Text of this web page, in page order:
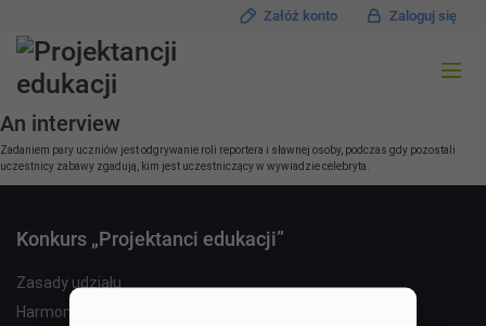
Załóż konto Zaloguj się
An interview
Zadaniem pary uczniów jest odgrywanie roli reportera i sławnej osoby, podczas gdy pozostali
uczestnicy zabawy zgadują, kim jest uczestniczący w wywiadzie celebryta.
Konkurs „Projektanci edukacji”
Zasady udziału
Harmonogram